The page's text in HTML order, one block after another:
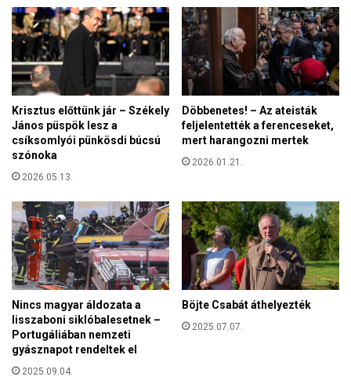
e
n
é
r
e
z
h
e
t
i
m
g
á
t
a
F
e
r
e
n
c
v
ó
m
g
y
a
r
i
s
l
á
h
a
t
t
a
u
g
z
Krisztus előttünk jár – Székely
János püspök lesz a
csíksomlyói pünkösdi búcsú
szónoka
2026.05.13.
Döbbenetes! – Az ateisták
feljelentették a ferenceseket,
mert harangozni mertek
2026.01.21.
Nincs magyar áldozata a
lisszaboni siklóbalesetnek –
Portugáliában nemzeti
gyásznapot rendeltek el
2025.09.04.
Böjte Csabát áthelyezték
2025.07.07.